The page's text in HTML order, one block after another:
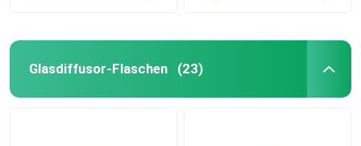
Glasdiffusor-Flaschen (23)